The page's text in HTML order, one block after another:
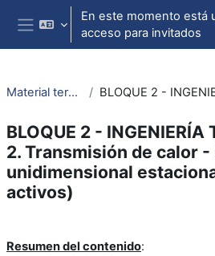
Salta al contenido principal
Panel lateral
En este momento está
acceso para invitados
Material termodinámica e ing. térmica
BLOQUE 2 - INGENIERÍA
2. Transmisión de calor
unidimensional
activos)
Resumen del contenido: